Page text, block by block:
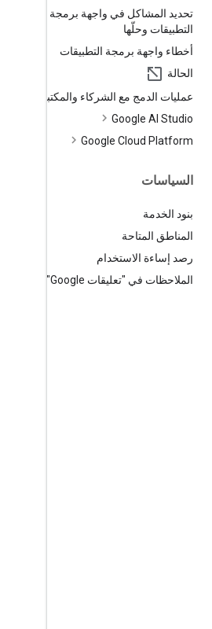
تحديد المشاكل في واجهة برمجة
التطبيقات وحلّها
أخطاء واجهة برمجة التطبيقات
الحالة
عمليات الدمج مع الشركاء والمكتبات
Google AI Studio
Google Cloud Platform
السياسات
بنود الخدمة
المناطق المتاحة
رصد إساءة الاستخدام
الملاحظات في "تعليقات Google"